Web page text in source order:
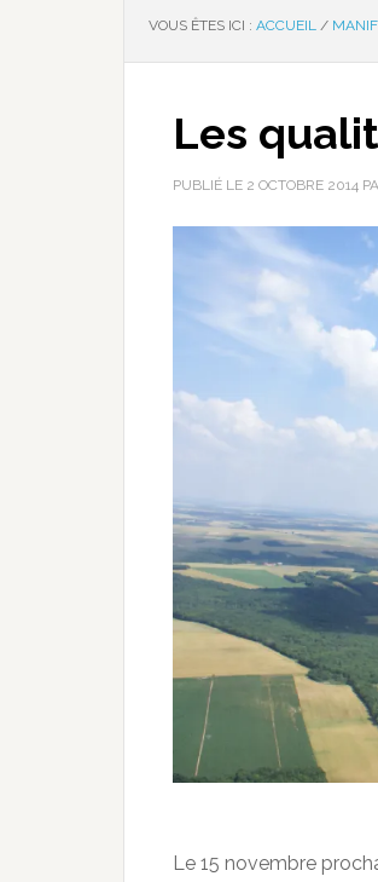
VOUS ÊTES ICI : ACCUEIL /
Les
PUBLIÉ LE 2 OCTOBRE 2014
Le 15 novembre